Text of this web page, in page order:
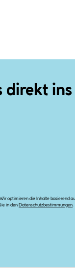
direkt
optimieren die Inhalte basierend
in den Datenschutzbestimmungen.